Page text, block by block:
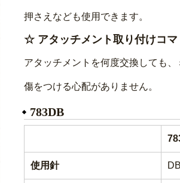
押さえなども使用できます。
☆ アタッチメント取り付けコマ
アタッチメントを何度交換しても、
傷をつける心配がありません。
783DB
使用針